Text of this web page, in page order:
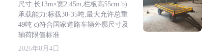
尺寸:长13m×宽2.45m,栏板高55cm b)
承载能力:标载30-35吨,最大允许总重
49吨 c)符合国家道路车辆外廓尺寸及
轴荷限值标准
2026年8月4日